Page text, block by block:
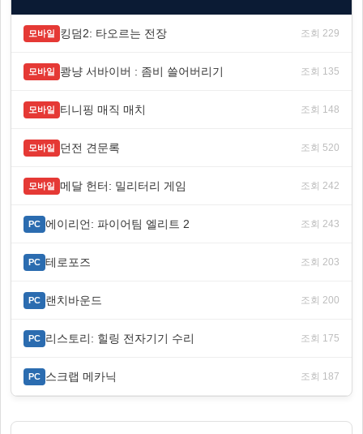
모바일 킹덤2: 타오르는 전장 조회 229
모바일 쾅냥 서바이버 : 좀비 쓸어버리기 조회 135
모바일 티니핑 매직 매치 조회 148
모바일 던전 견문록 조회 520
모바일 메달 헌터: 밀리터리 게임 조회 242
PC 에이리언: 파이어팀 엘리트 2 조회 243
PC 테로포즈 조회 203
PC 랜치바운드 조회 200
PC 리스토리: 힐링 전자기기 수리 조회 175
PC 스크랩 메카닉 조회 187